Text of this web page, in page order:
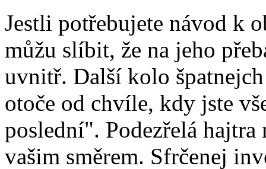
Jestli potřebujete návod k
můžu slíbit, že na jeho
uvnitř. Další kolo
otoče od chvíle, kdy jste
poslední". Podezřelá
vašim směrem. Sfrčenej